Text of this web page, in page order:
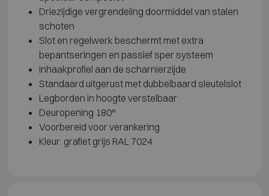
Driezijdige vergrendeling doormiddel van stalen
schoten
Slot en regelwerk beschermt met extra
bepantseringen en passief sper systeem
Inhaakprofiel aan de scharnierzijde
Standaard uitgerust met dubbelbaard sleutelslot
Legborden in hoogte verstelbaar
Deuropening 180°
Voorbereid voor verankering
Kleur: grafiet grijs RAL 7024